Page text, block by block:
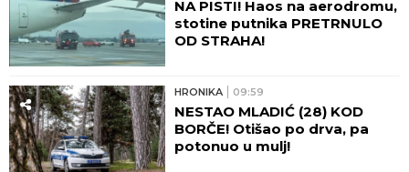
NA PISTI! Haos na aerodromu,
stotine putnika PRETRNULO
OD STRAHA!
HRONIKA 09:59
NESTAO MLADIĆ (28) KOD
BORČE! Otišao po drva, pa
potonuo u mulj!